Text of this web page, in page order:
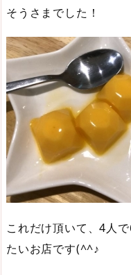
そうさまでした！
これだけ頂いて、4人
たいお店です(^^♪